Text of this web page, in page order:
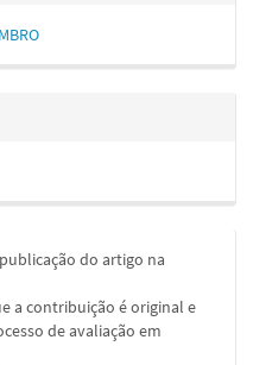
do artigo na
a contribuição é original e
de avaliação em